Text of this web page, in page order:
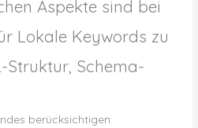
Aspekte sind bei
Lokale Keywords zu
Struktur, Schema-
berücksichtigen: